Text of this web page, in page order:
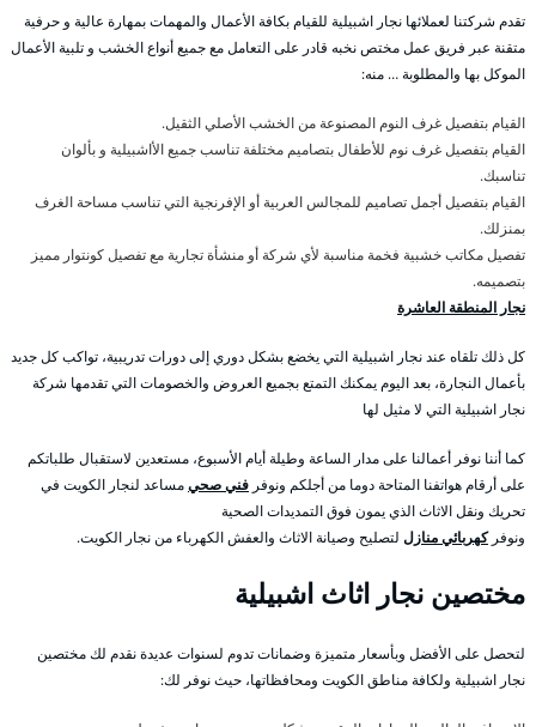
تقدم شركتنا لعملائها نجار اشبيلية للقيام بكافة الأعمال والمهمات بمهارة عالية و حرفية
متقنة عبر فريق عمل مختص نخبه قادر على التعامل مع جميع أنواع الخشب و تلبية الأعمال
الموكل بها والمطلوبة … منه:
القيام بتفصيل غرف النوم المصنوعة من الخشب الأصلي الثقيل.
القيام بتفصيل غرف نوم للأطفال بتصاميم مختلفة تناسب جميع الأاشبيلية و بألوان
تناسبك.
القيام بتفصيل أجمل تصاميم للمجالس العربية أو الإفرنجية التي تناسب مساحة الغرف
بمنزلك.
تفصيل مكاتب خشبية فخمة مناسبة لأي شركة أو منشأة تجارية مع تفصيل كونتوار مميز
بتصميمه.
نجار المنطقة العاشرة
كل ذلك تلقاه عند نجار اشبيلية التي يخضع بشكل دوري إلى دورات تدريبية، تواكب كل جديد
بأعمال النجارة، بعد اليوم يمكنك التمتع بجميع العروض والخصومات التي تقدمها شركة
نجار اشبيلية التي لا مثيل لها
كما أننا نوفر أعمالنا على مدار الساعة وطيلة أيام الأسبوع، مستعدين لاستقبال طلباتكم
على أرقام هواتفنا المتاحة دوما من أجلكم ونوفر فني صحيمساعد لنجار الكويت في
تحريك ونقل الاثاث الذي يمون فوق التمديدات الصحية
ونوفركهربائي منازل لتصليح وصيانة الاثاث والعفش الكهرباء من نجار الكويت.
مختصين نجار اثاث اشبيلية
لتحصل على الأفضل وبأسعار متميزة وضمانات تدوم لسنوات عديدة نقدم لك مختصين
نجار اشبيلية ولكافة مناطق الكويت ومحافظاتها، حيث نوفر لك: